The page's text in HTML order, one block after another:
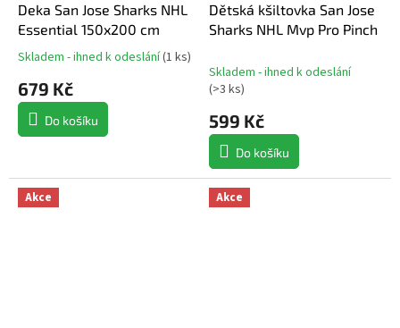
Deka San Jose Sharks NHL
Essential 150x200 cm
Průměrné
produktu
je
5,0
hvězdiček.
Skladem - ihned k odeslání(1 ks)
679 Kč
Do košíku
Dětská kšiltovka San Jose
Sharks NHL Mvp Pro Pinch
Skladem - ihned k odeslání
(>3 ks)
599 Kč
Do košíku
Akce Akce